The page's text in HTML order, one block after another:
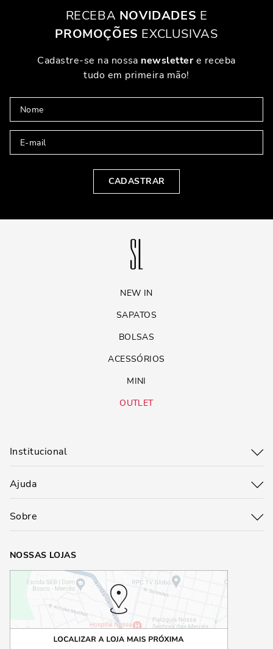
RECEBA NOVIDADES E
PROMOÇÕES EXCLUSIVAS
Cadastre-se na nossa newslettere receba
tudo em primeira mão!
CADASTRAR
NEW IN
SAPATOS
BOLSAS
ACESSÓRIOS
MINI
OUTLET
Institucional
Ajuda
Sobre
NOSSAS LOJAS